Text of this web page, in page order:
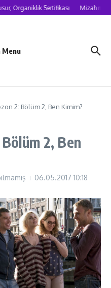
Organiklik Sertifikası Mizah
Menu
2: Bölüm 2, Ben Kimim?
2, Ben
06.05.2017 10:18